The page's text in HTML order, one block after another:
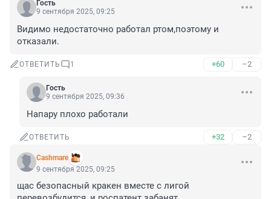
Гость
9 сентября 2025, 09:25
Видимо недостаточно работал ртом,поэтому и
отказали.
ОТВЕТИТЬ 1 +60 –2
Гость
9 сентября 2025, 09:36
Напару плохо работали
ОТВЕТИТЬ +32 –2
Cashmare
9 сентября 2025, 09:25
щас безопасный кракен вместе с лигой